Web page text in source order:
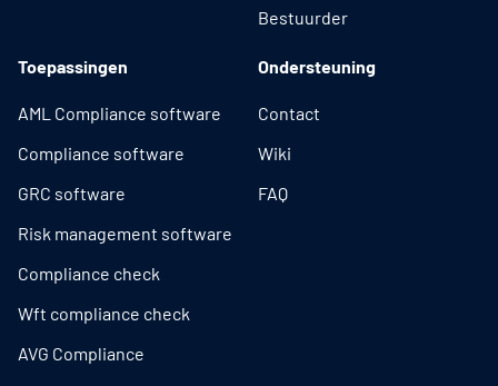
Bestuurder
Toepassingen
AML Compliance software
Compliance software
GRC software
Risk management software
Compliance check
Wft compliance check
AVG Compliance
Ondersteuning
Contact
Wiki
FAQ